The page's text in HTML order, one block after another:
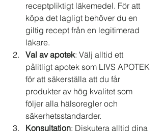
receptpliktigt läkemedel. För att
köpa det lagligt behöver du en
giltig recept från en legitimerad
läkare.
Val av apotek: Välj alltid ett
pålitligt apotek som LIVS APOTEK
för att säkerställa att du får
produkter av hög kvalitet som
följer alla hälsoregler och
säkerhetsstandarder.
Konsultation: Diskutera alltid dina